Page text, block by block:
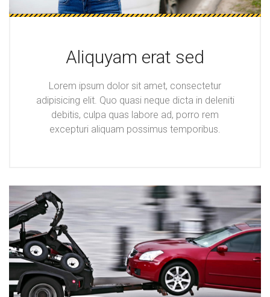
Aliquyam erat sed
Lorem ipsum dolor sit amet, consectetur
adipisicing elit. Quo quasi neque dicta in deleniti
debitis, culpa quas labore ad, porro rem
excepturi aliquam possimus temporibus.